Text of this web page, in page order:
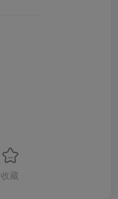
收藏